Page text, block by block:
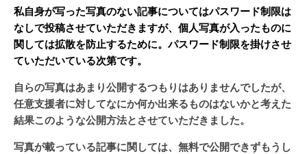
私自身が写った写真のない記事についてはパスワード制限は
なしで投稿させていただきますが、個人写真が入ったものに
関しては拡散を防止するために。パスワード制限を掛けさせ
ていただいている次第です。
自らの写真はあまり公開するつもりはありませんでしたが、
任意支援者に対してなにか何か出来るものはないかと考えた
結果このような公開方法とさせていただきました。
写真が載っている記事に関しては、無料で公開できずもうし